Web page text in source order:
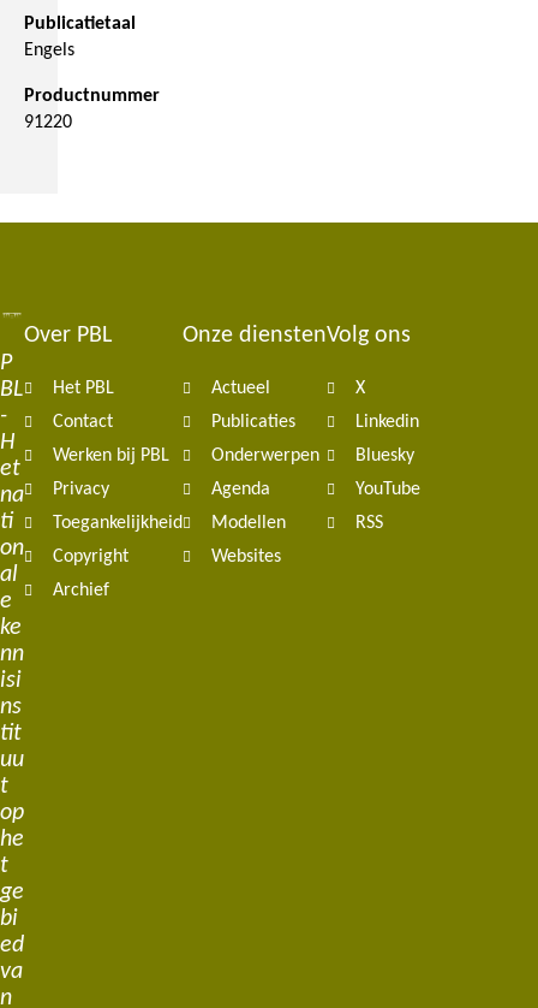
Publicatietaal
Engels
Productnummer
91220
P
BL
-
H
et
na
ti
on
al
e
ke
nn
isi
ns
tit
uu
t
op
he
t
ge
bi
ed
va
n
Footer
navigation
Over PBL
Het PBL
Contact
Werken bij PBL
Privacy
Toegankelijkheid
Copyright
Archief
Onze diensten
Actueel
Publicaties
Onderwerpen
Agenda
Modellen
Websites
Volg ons
X
Linkedin
Bluesky
YouTube
RSS